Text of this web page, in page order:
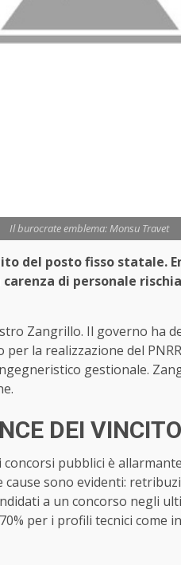
Il burocrate emblema: Monsu Travet
del posto fisso statale.
di personale
Zangrillo. Il governo ha
la realizzazione del
gestionale.
DEI
concorsi pubblici è
cause sono evidenti:
a un concorso negli
per i profili tecnici come